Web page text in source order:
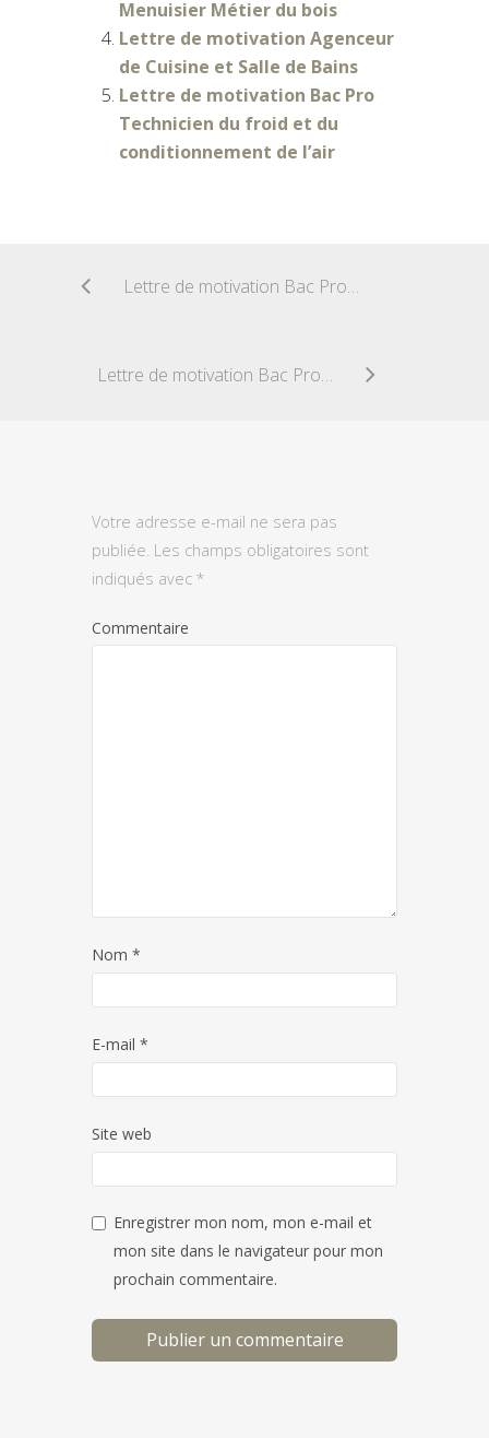
Menuisier Métier du bois
Lettre de motivation Agenceur
de Cuisine et Salle de Bains
Lettre de motivation Bac Pro
Technicien du froid et du
conditionnement de l’air
Lettre de motivation Bac Pro Technicien géomètre-topographe
Lettre de motivation Bac Pro Travaux publics
Votre adresse e-mail ne sera pas
publiée. Les champs obligatoires sont
indiqués avec *
Commentaire
Nom *
E-mail *
Site web
Enregistrer mon nom, mon e-mail et
mon site dans le navigateur pour mon
prochain commentaire.